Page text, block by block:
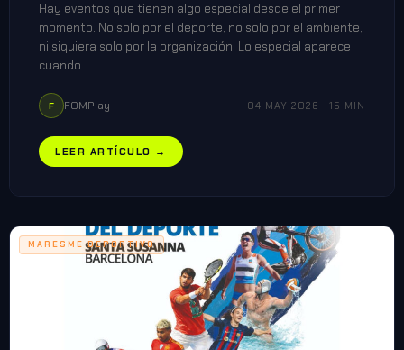
Hay eventos que tienen algo especial desde el primer
momento. No solo por el deporte, no solo por el ambiente,
ni siquiera solo por la organización. Lo especial aparece
cuando…
F FOMPlay 04 MAY 2026 · 15 MIN
LEER ARTÍCULO →
MARESME DEPORTIVO